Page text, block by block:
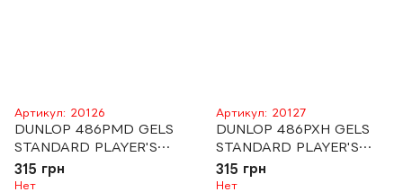
Артикул: 20126
DUNLOP 486PMD GELS
STANDARD PLAYER'S
PACK MEDIUM
315 грн
Нет
Артикул: 20127
DUNLOP 486PXH GELS
STANDARD PLAYER'S
PACK EXTRA HEAVY
315 грн
Нет